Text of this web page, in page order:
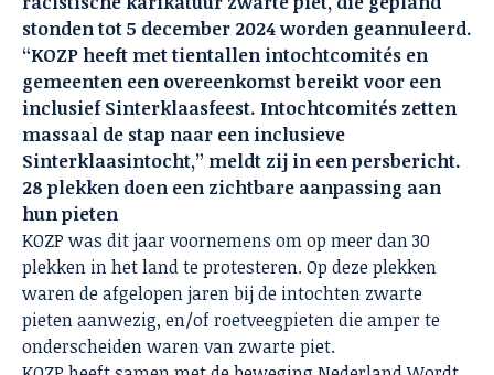
stonden tot 5 december 2024 worden geannuleerd.
“KOZP heeft met tientallen intochtcomités en
gemeenten een overeenkomst bereikt voor een
inclusief Sinterklaasfeest. Intochtcomités zetten
massaal de stap naar een inclusieve
Sinterklaasintocht,” meldt zij in een persbericht.
28 plekken doen een zichtbare aanpassing aan
hun pieten
KOZP was dit jaar voornemens om op meer dan 30
plekken in het land te protesteren. Op deze plekken
waren de afgelopen jaren bij de intochten zwarte
pieten aanwezig, en/of roetveegpieten die amper te
onderscheiden waren van zwarte piet.